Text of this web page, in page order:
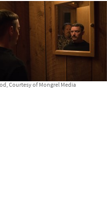
Courtesy of Mongrel Media